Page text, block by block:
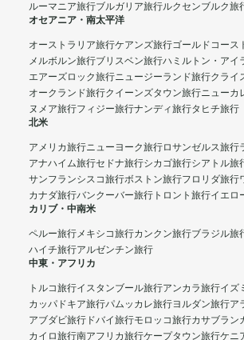
ルーマニア旅行ブルガリア旅行ルクセンブルク旅
オセアニア・南太平洋
オーストラリア旅行ケアンズ旅行ゴールドコース
メルボルン旅行ブリスベン旅行ハミルトン・アイ
エアーズロック旅行ニュージーランド旅行クライ
オークランド旅行クイーンズタウン旅行ニューカ
ヌメア旅行フィジー旅行ナンディ旅行タヒチ旅行
北米
アメリカ旅行ニューヨーク旅行ロサンゼルス旅行
アナハイム旅行セドナ旅行シカゴ旅行シアトル旅
サンフランシスコ旅行ボストン旅行フロリダ旅行
カナダ旅行バンクーバー旅行 トロント旅行イエロ
カリブ・中南米
ペルー旅行メキシコ旅行カンクン旅行ブラジル旅
ハイチ旅行アルゼンチン旅行
中東・アフリカ
トルコ旅行イスタンブール旅行アンカラ旅行イズ
カッパドキア旅行パムッカレ旅行ヨルダン旅行ア
アブダビ旅行 ドバイ旅行モロッコ旅行カサブラン
カイロ旅行南アフリカ旅行ケープタウン旅行ケニ